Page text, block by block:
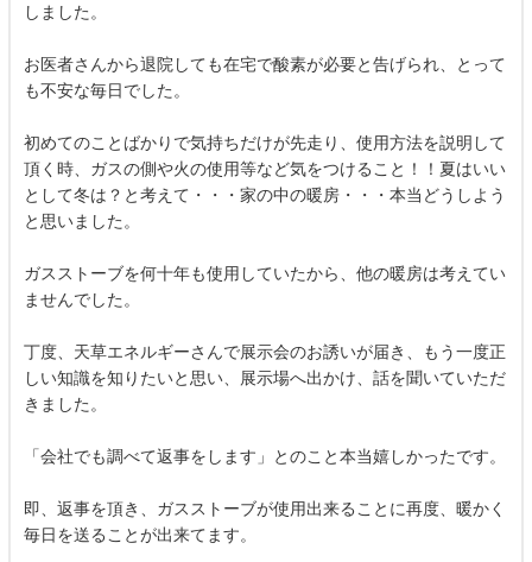
しました。
お医者さんから退院しても在宅で酸素が必要と告げられ、とって
も不安な毎日でした。
初めてのことばかりで気持ちだけが先走り、使用方法を説明して
頂く時、ガスの側や火の使用等など気をつけること！！夏はいい
として冬は？と考えて・・・家の中の暖房・・・本当どうしよう
と思いました。
ガスストーブを何十年も使用していたから、他の暖房は考えてい
ませんでした。
丁度、天草エネルギーさんで展示会のお誘いが届き、もう一度正
しい知識を知りたいと思い、展示場へ出かけ、話を聞いていただ
きました。
「会社でも調べて返事をします」とのこと本当嬉しかったです。
即、返事を頂き、ガスストーブが使用出来ることに再度、暖かく
毎日を送ることが出来てます。